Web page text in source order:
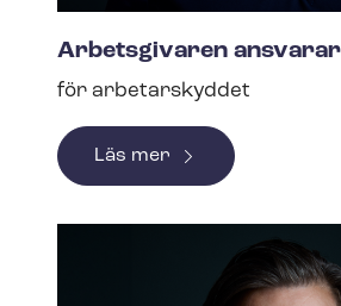
Arbetsgivaren ansvarar
för arbetarskyddet
Läs mer